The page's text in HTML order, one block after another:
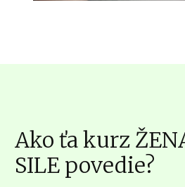
Ako ťa kurz
SILE povedie?